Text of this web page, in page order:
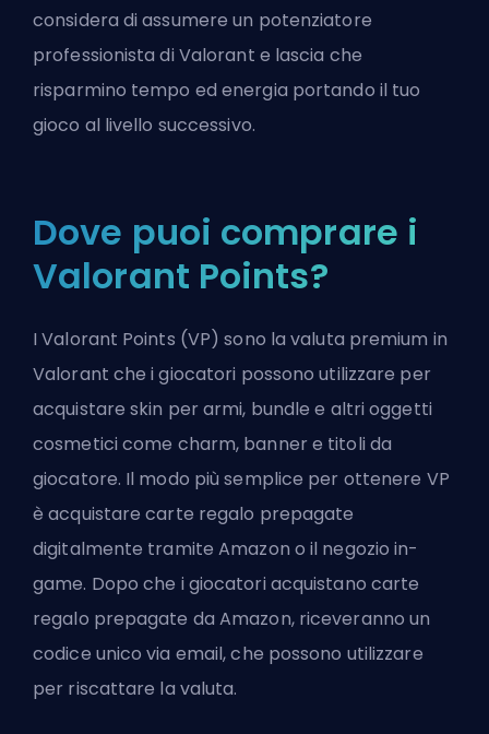
considera di assumere un potenziatore
professionista di Valorant e lascia che
risparmino tempo ed energia portando il tuo
gioco al livello successivo.
Dove puoi comprare i
Valorant Points?
I Valorant Points (VP) sono la valuta premium in
Valorant che i giocatori possono utilizzare per
acquistare skin per armi, bundle e altri oggetti
cosmetici come charm, banner e titoli da
giocatore. Il modo più semplice per ottenere VP
è acquistare carte regalo prepagate
digitalmente tramite Amazon o il negozio in-
game. Dopo che i giocatori acquistano carte
regalo prepagate da Amazon, riceveranno un
codice unico via email, che possono utilizzare
per riscattare la valuta.